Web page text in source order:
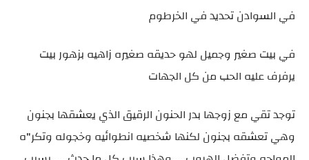
في السوادن تحديد في الخرطوم
في بيت صغير وجميل لهو حديقه صغيره زاهيه بزهور بيت
يرفرف عليه الحب من كل الجهات
توجد تقي مع زوجها بدر الحنون الرقيق الذي يعشقها بجنون
وهي تعشقه بجنون لكنها شخصيه انطوائيه وخجوله وتكر"ه